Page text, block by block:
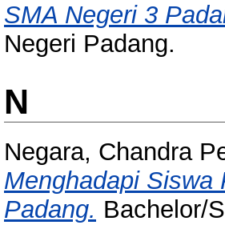
SMA Negeri 3
Negeri Padang.
N
Negara, Chandra
Menghadapi Siswa
Padang. Bachelor/